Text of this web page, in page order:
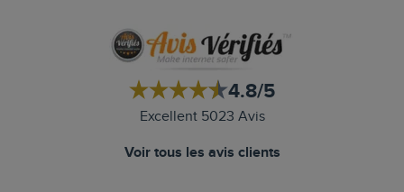
4.8/5
Excellent 5023 Avis
Voir tous les avis clients